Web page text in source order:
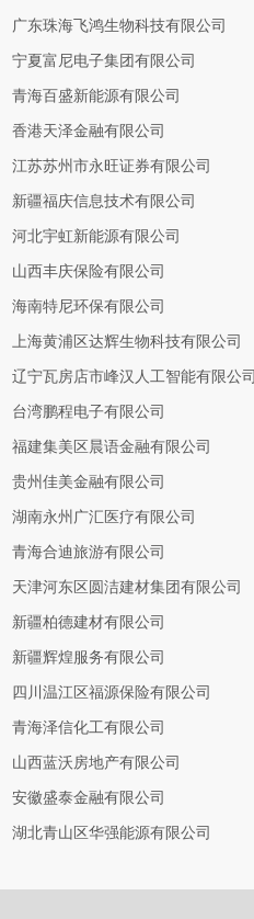
广东珠海飞鸿生物科技有限公司
宁夏富尼电子集团有限公司
青海百盛新能源有限公司
香港天泽金融有限公司
江苏苏州市永旺证券有限公司
新疆福庆信息技术有限公司
河北宇虹新能源有限公司
山西丰庆保险有限公司
海南特尼环保有限公司
上海黄浦区达辉生物科技有限公司
辽宁瓦房店市峰汉人工智能有限公司
台湾鹏程电子有限公司
福建集美区晨语金融有限公司
贵州佳美金融有限公司
湖南永州广汇医疗有限公司
青海合迪旅游有限公司
天津河东区圆洁建材集团有限公司
新疆柏德建材有限公司
新疆辉煌服务有限公司
四川温江区福源保险有限公司
青海泽信化工有限公司
山西蓝沃房地产有限公司
安徽盛泰金融有限公司
湖北青山区华强能源有限公司